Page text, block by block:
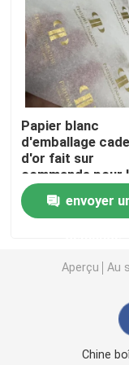
Boîtes
Dictionnaire
Calendrier de
Boîte
Boîte claire de
Autocollant
Papier blanc
d'emballage
d'or fait sur
commande pour
mariage 70 x
d'anniversaire
envoyer
Aperçu Au
Chine